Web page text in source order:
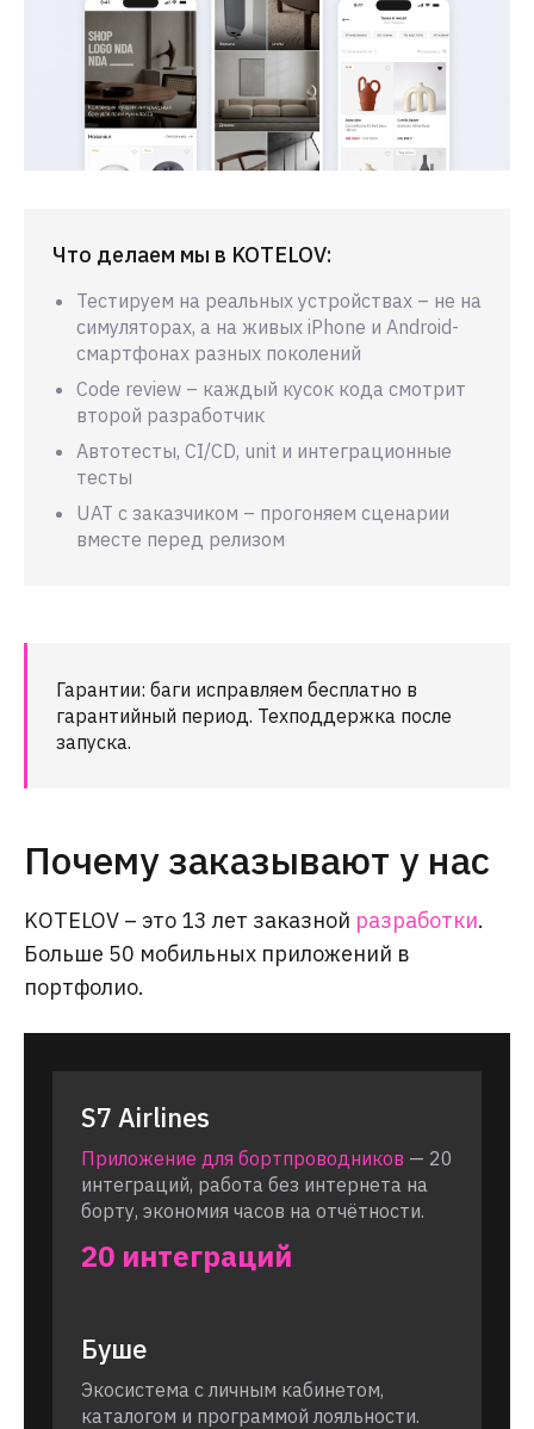
Что делаем мы в KOTELOV:
Тестируем на реальных устройствах – не на
симуляторах, а на живых iPhone и Android-
смартфонах разных поколений
Code review – каждый кусок кода смотрит
второй разработчик
Автотесты, CI/CD, unit и интеграционные
тесты
UAT с заказчиком – прогоняем сценарии
вместе перед релизом
Гарантии: баги исправляем бесплатно в
гарантийный период. Техподдержка после
запуска.
Почему заказывают у нас
KOTELOV – это 13 лет заказной разработки.
Больше 50 мобильных приложений в
портфолио.
S7 Airlines
Приложение для бортпроводников — 20
интеграций, работа без интернета на
борту, экономия часов на отчётности.
20 интеграций
Буше
Экосистема с личным кабинетом,
каталогом и программой лояльности.